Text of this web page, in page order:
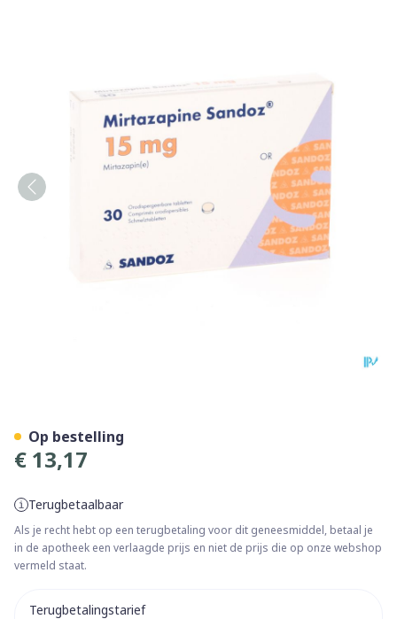
€ 13,17
Terugbetaalbaar
Als je recht hebt op een terugbetaling voor dit geneesmiddel, betaal je
in de apotheek een verlaagde prijs en niet de prijs die op onze webshop
vermeld staat.
Terugbetalingstarief
Op bestelling